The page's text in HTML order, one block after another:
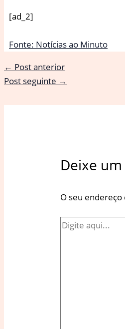
[ad_2]
Fonte: Notícias ao Minuto
← Post anterior
Post seguinte →
Deixe
O seu
Digite